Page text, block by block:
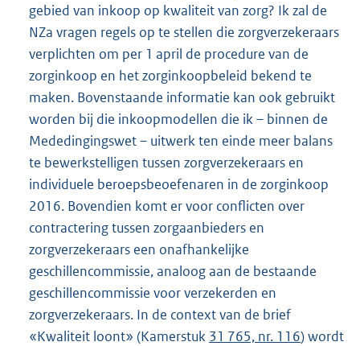
gebied van inkoop op kwaliteit van zorg? Ik zal de
NZa vragen regels op te stellen die zorgverzekeraars
verplichten om per 1 april de procedure van de
zorginkoop en het zorginkoopbeleid bekend te
maken. Bovenstaande informatie kan ook gebruikt
worden bij die inkoopmodellen die ik – binnen de
Mededingingswet – uitwerk ten einde meer balans
te bewerkstelligen tussen zorgverzekeraars en
individuele beroepsbeoefenaren in de zorginkoop
2016. Bovendien komt er voor conflicten over
contractering tussen zorgaanbieders en
zorgverzekeraars een onafhankelijke
geschillencommissie, analoog aan de bestaande
geschillencommissie voor verzekerden en
zorgverzekeraars. In de context van de brief
«Kwaliteit loont» (Kamerstuk 31 765, nr. 116) wordt